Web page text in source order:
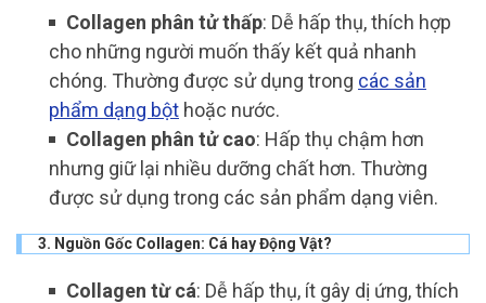
Collagen phân tử thấp: Dễ hấp thụ, thích hợp
cho những người muốn thấy kết quả nhanh
chóng. Thường được sử dụng trong các sản
phẩm dạng bột hoặc nước.
Collagen phân tử cao: Hấp thụ chậm hơn
nhưng giữ lại nhiều dưỡng chất hơn. Thường
được sử dụng trong các sản phẩm dạng viên.
3. Nguồn Gốc Collagen: Cá hay Động Vật?
Collagen từ cá: Dễ hấp thụ, ít gây dị ứng, thích